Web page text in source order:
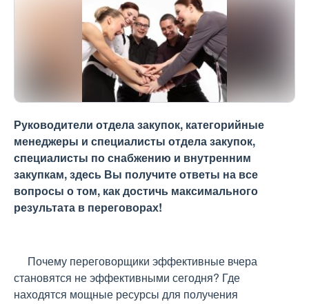
Руководители отдела закупок, категорийные
менеджеры и специалисты отдела закупок,
специалисты по снабжению и внутренним
закупкам, здесь Вы получите ответы на все
вопросы о том, как достичь максимального
результата в переговорах!
Почему переговорщики эффективные вчера
становятся не эффективными сегодня? Где
находятся мощные ресурсы для получения